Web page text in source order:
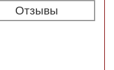
Отзывы